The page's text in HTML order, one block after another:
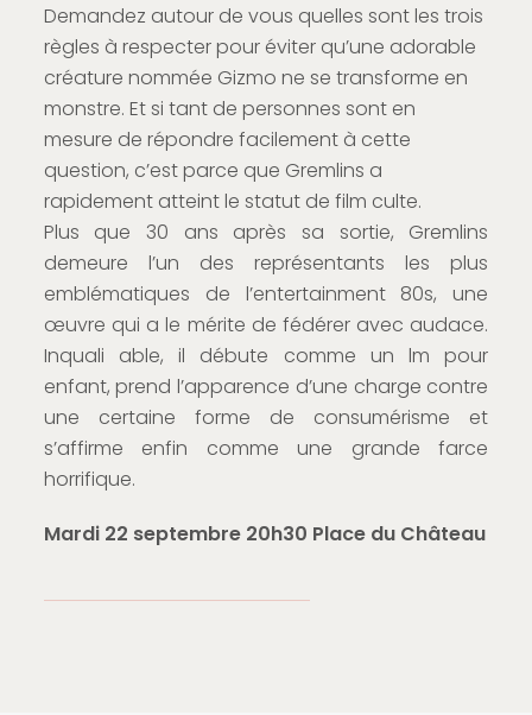
Demandez autour de vous quelles sont les trois
règles à respecter pour éviter qu’une adorable
créature nommée Gizmo ne se transforme en
monstre. Et si tant de personnes sont en
mesure de répondre facilement à cette
question, c’est parce que Gremlins a
rapidement atteint le statut de film culte.
Plus que 30 ans après sa sortie, Gremlins
demeure l’un des représentants les plus
emblématiques de l’entertainment 80s, une
œuvre qui a le mérite de fédérer avec audace.
Inquali able, il débute comme un lm pour
enfant, prend l’apparence d’une charge contre
une certaine forme de consumérisme et
s’affirme enfin comme une grande farce
horrifique.
Mardi 22 septembre 20h30 Place du Château